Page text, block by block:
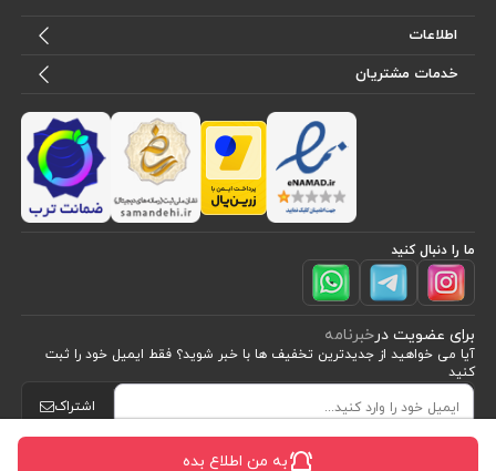
به من اطلاع بده
اطلاعات
خدمات مشتریان
ما را دنبال کنید
برای عضویت درخبرنامه
آیا می خواهید از جدید‌ترین تخفیف‌ ها با‌ خبر شوید؟ فقط ایمیل خود را ثبت
کنید
اشتراک